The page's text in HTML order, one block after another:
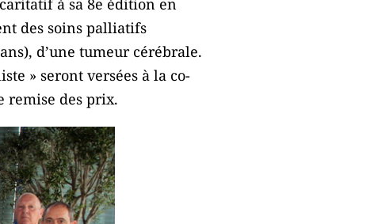
à sa 8e édition en
des soins palliatifs
d’une tumeur cérébrale.
» seront versées à la co-
remise des prix.